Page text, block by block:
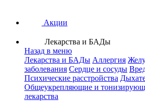
Акции
Лекарства и БАДы
Назад в меню
Лекарства и БАДы Аллергия
заболевания Сердце и сосуды
Психические расстройства
Общеукрепляющие и
лекарства